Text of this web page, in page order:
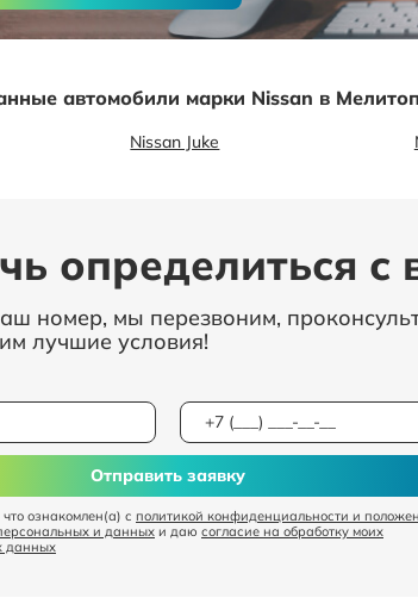
автомобили марки Nissan в
Nissan Juke
определиться с
номер, мы перезвоним,
лучшие условия!
ознакомлен(а) с политикой конфиденциальности и
и данных и даю согласие на обработку моих
данных
Отправить заявку